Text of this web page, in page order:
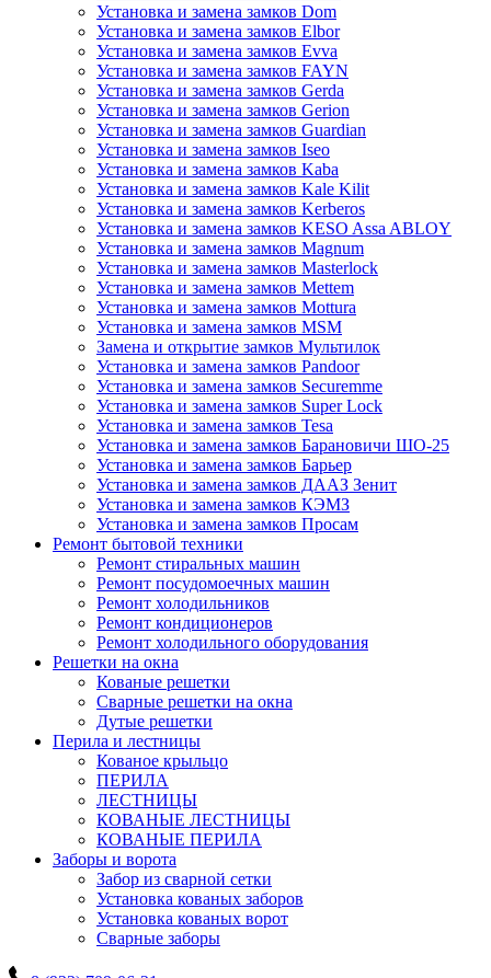
Установка и замена замков Dom
Установка и замена замков Elbor
Установка и замена замков Evva
Установка и замена замков FAYN
Установка и замена замков Gerda
Установка и замена замков Gerion
Установка и замена замков Guardian
Установка и замена замков Iseo
Установка и замена замков Kaba
Установка и замена замков Kale Kilit
Установка и замена замков Kerberos
Установка и замена замков KESO Assa ABLOY
Установка и замена замков Magnum
Установка и замена замков Masterlock
Установка и замена замков Mettem
Установка и замена замков Mottura
Установка и замена замков MSM
Замена и открытие замков Мультилок
Установка и замена замков Pandoor
Установка и замена замков Securemme
Установка и замена замков Super Lock
Установка и замена замков Tesa
Установка и замена замков Барановичи ШО-25
Установка и замена замков Барьер
Установка и замена замков ДААЗ Зенит
Установка и замена замков КЭМЗ
Установка и замена замков Просам
Ремонт бытовой техники
Ремонт стиральных машин
Ремонт посудомоечных машин
Ремонт холодильников
Ремонт кондиционеров
Ремонт холодильного оборудования
Решетки на окна
Кованые решетки
Сварные решетки на окна
Дутые решетки
Перила и лестницы
Кованое крыльцо
ПЕРИЛА
ЛЕСТНИЦЫ
КОВАНЫЕ ЛЕСТНИЦЫ
КОВАНЫЕ ПЕРИЛА
Заборы и ворота
Забор из сварной сетки
Установка кованых заборов
Установка кованых ворот
Сварные заборы